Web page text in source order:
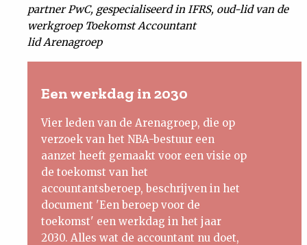
partner PwC, gespecialiseerd in IFRS, oud-lid van de
werkgroep Toekomst Accountant
lid Arenagroep
Een werkdag in 2030
Vier leden van de Arenagroep, die op
verzoek van het NBA-bestuur een
aanzet heeft gemaakt voor een visie op
de toekomst van het
accountantsberoep, beschrijven in het
document 'Een beroep voor de
toekomst' een werkdag in het jaar
2030. Alles wat de accountant nu doet,